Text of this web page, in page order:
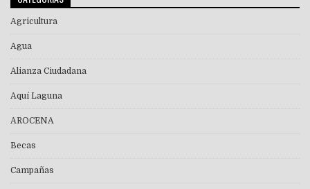
Agricultura
Agua
Alianza Ciudadana
Aquí Laguna
AROCENA
Becas
Campañas